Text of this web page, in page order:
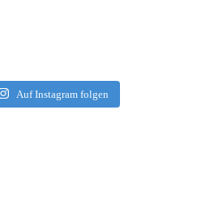
Auf Instagram folgen